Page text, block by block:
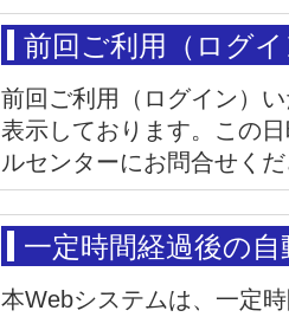
前回ご利用（ログ
前回ご利用（ログイン）
表示しております。この
ルセンターにお問合せく
一定時間経過後の
本Webシステムは、一定